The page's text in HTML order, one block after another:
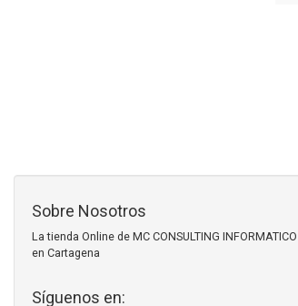
Sobre Nosotros
La tienda Online de MC CONSULTING INFORMATICO
en Cartagena
Síguenos en: